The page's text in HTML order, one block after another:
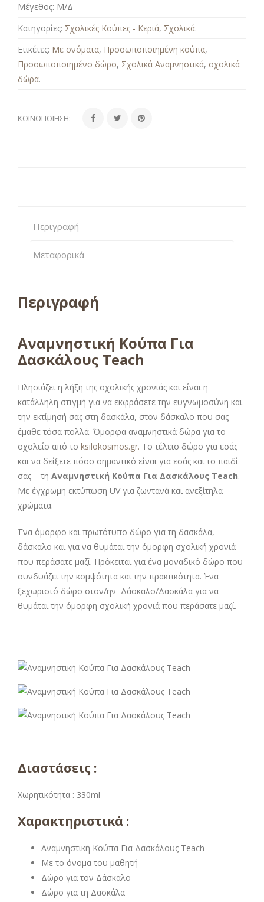
Μέγεθος: Μ/Δ
Κατηγορίες: Σχολικές Κούπες - Κεριά, Σχολικά.
Ετικέτες: Με ονόματα, Προσωποποιημένη κούπα,
Προσωποποιημένο δώρο, Σχολικά Αναμνηστικά, σχολικά
δώρα.
ΚΟΙΝΟΠΟΊΗΣΗ:
Περιγραφή
Μεταφορικά
Περιγραφή
Αναμνηστική Κούπα Για
Δασκάλους Teach
Πλησιάζει η λήξη της σχολικής χρονιάς και είναι η
κατάλληλη στιγμή για να εκφράσετε την ευγνωμοσύνη και
την εκτίμησή σας στη δασκάλα, στον δάσκαλο που σας
έμαθε τόσα πολλά. Όμορφα αναμνηστικά δώρα για το
σχολείο από το ksilokosmos.gr. Το τέλειο δώρο για εσάς
και να δείξετε πόσο σημαντικό είναι για εσάς και το παιδί
σας – τη Αναμνηστική Κούπα Για Δασκάλους Teach.
Με έγχρωμη εκτύπωση UV για ζωντανά και ανεξίτηλα
χρώματα.
Ένα όμορφο και πρωτότυπο δώρο για τη δασκάλα,
δάσκαλο και για να θυμάται την όμορφη σχολική χρονιά
που περάσατε μαζί. Πρόκειται για ένα μοναδικό δώρο που
συνδυάζει την κομψότητα και την πρακτικότητα. Ένα
ξεχωριστό δώρο στον/ην Δάσκαλο/Δασκάλα για να
θυμάται την όμορφη σχολική χρονιά που περάσατε μαζί.
Διαστάσεις :
Χωρητικότητα : 330ml
Χαρακτηριστικά :
Αναμνηστική Κούπα Για Δασκάλους Teach
Με το όνομα του μαθητή
Δώρο για τον Δάσκαλο
Δώρο για τη Δασκάλα